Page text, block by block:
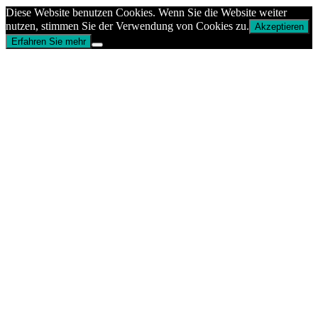
Diese Website benutzen Cookies. Wenn Sie die Website weiter
nutzen, stimmen Sie der Verwendung von Cookies zu. Akzeptieren
Erfahren Sie mehr